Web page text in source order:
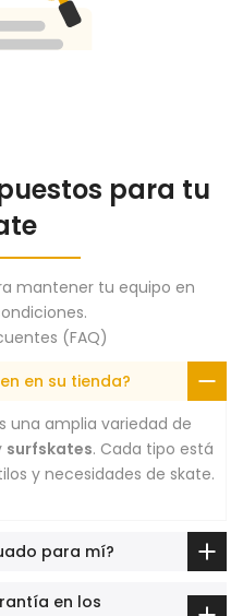
para tu
mantener tu equipo en
(FAQ)
en su tienda?
una amplia variedad de
surfskates. Cada tipo está
y necesidades de skate.
para mí?
en los